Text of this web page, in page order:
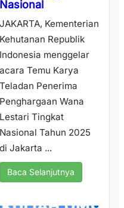
Nasional
JAKARTA, Kementerian
Kehutanan Republik
Indonesia menggelar
acara Temu Karya
Teladan Penerima
Penghargaan Wana
Lestari Tingkat
Nasional Tahun 2025
di Jakarta ...
Baca Selanjutnya